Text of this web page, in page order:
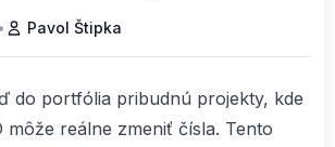
• Pavol Štipka
do portfólia pribudnú projekty, kde
môže reálne zmeniť čísla. Tento